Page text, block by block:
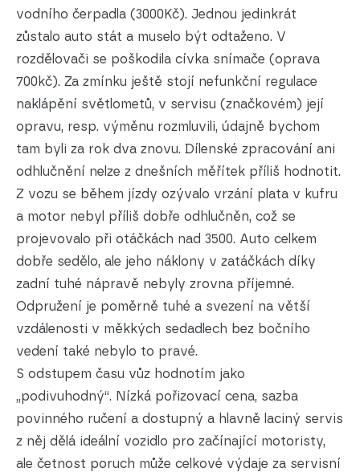
vodního čerpadla (3000Kč). Jednou jedinkrát
zůstalo auto stát a muselo být odtaženo. V
rozdělovači se poškodila cívka snímače (oprava
700kč). Za zmínku ještě stojí nefunkční regulace
naklápění světlometů, v servisu (značkovém) její
opravu, resp. výměnu rozmluvili, údajně bychom
tam byli za rok dva znovu. Dílenské zpracování ani
odhlučnění nelze z dnešních měřítek příliš hodnotit.
Z vozu se během jízdy ozývalo vrzání plata v kufru
a motor nebyl příliš dobře odhlučněn, což se
projevovalo při otáčkách nad 3500. Auto celkem
dobře sedělo, ale jeho náklony v zatáčkách díky
zadní tuhé nápravě nebyly zrovna příjemné.
Odpružení je poměrně tuhé a svezení na větší
vzdálenosti v měkkých sedadlech bez bočního
vedení také nebylo to pravé.
S odstupem času vůz hodnotím jako
„podivuhodný“. Nízká pořizovací cena, sazba
povinného ručení a dostupný a hlavně laciný servis
z něj dělá ideální vozidlo pro začínající motoristy,
ale četnost poruch může celkové výdaje za servisní